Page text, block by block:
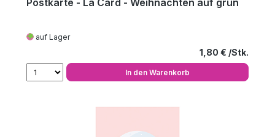
Postkarte - La Card - Weihnachten auf grün
auf Lager
Regulärer
1,80 €
In den Warenkorb